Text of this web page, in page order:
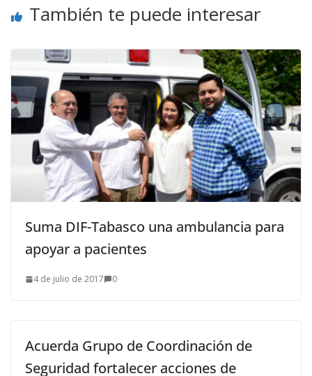
También te puede interesar
Suma DIF-Tabasco una ambulancia para
apoyar a pacientes
4 de julio de 2017 0
Acuerda Grupo de Coordinación de
Seguridad fortalecer acciones de